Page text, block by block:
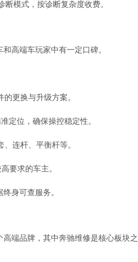
断模式，按诊断复杂度收费。
高端车玩家中有一定口碑。
更换与升级方案。
定位，确保操控稳定性。
连杆、平衡杆等。
要求的车主。
身可查服务。
端品牌，其中奔驰维修是核心板块之